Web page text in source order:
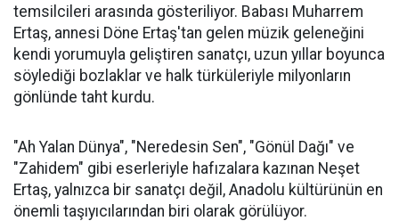
temsilcileri arasında gösteriliyor. Babası Muharrem
Ertaş, annesi Döne Ertaş'tan gelen müzik geleneğini
kendi yorumuyla geliştiren sanatçı, uzun yıllar boyunca
söylediği bozlaklar ve halk türküleriyle milyonların
gönlünde taht kurdu.
"Ah Yalan Dünya", "Neredesin Sen", "Gönül Dağı" ve
"Zahidem" gibi eserleriyle hafızalara kazınan Neşet
Ertaş, yalnızca bir sanatçı değil, Anadolu kültürünün en
önemli taşıyıcılarından biri olarak görülüyor.